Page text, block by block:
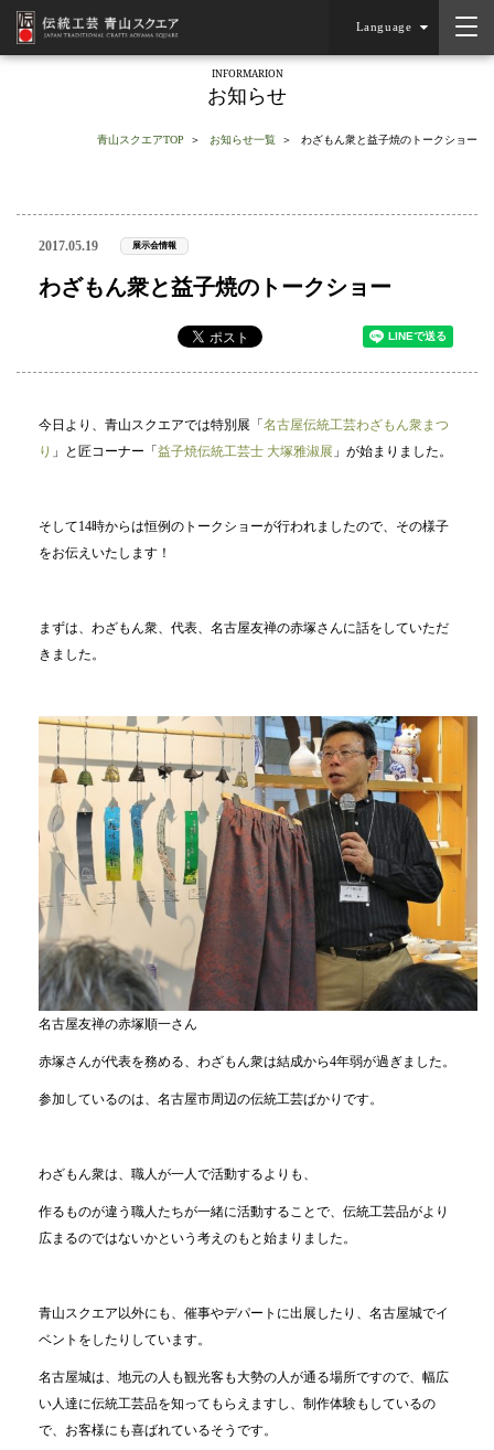
Language
INFORMARION
お知らせ
青山スクエアTOP お知らせ一覧 わざもん衆と益子焼のトークショー
2017.05.19 展示会情報
わざもん衆と益子焼のトークショー
今日より、青山スクエアでは特別展「 名古屋伝統工芸わざもん衆まつ
り 」と匠コーナー「 益子焼伝統工芸士 大塚雅淑展 」が始まりました。
そして14時からは恒例のトークショーが行われましたので、その様子
をお伝えいたします！
まずは、わざもん衆、代表、名古屋友禅の赤塚さんに話をしていただ
きました。
名古屋友禅の赤塚順一さん
赤塚さんが代表を務める、わざもん衆は結成から4年弱が過ぎました。
参加しているのは、名古屋市周辺の伝統工芸ばかりです。
わざもん衆は、職人が一人で活動するよりも、
作るものが違う職人たちが一緒に活動することで、伝統工芸品がより
広まるのではないかという考えのもと始まりました。
青山スクエア以外にも、催事やデパートに出展したり、名古屋城でイ
ベントをしたりしています。
名古屋城は、地元の人も観光客も大勢の人が通る場所ですので、幅広
い人達に伝統工芸品を知ってもらえますし、制作体験もしているの
で、お客様にも喜ばれているそうです。